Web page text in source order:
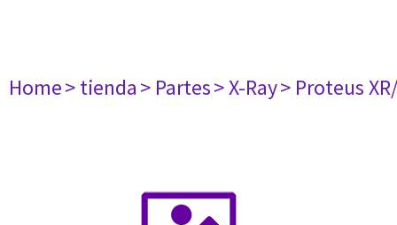
Home> tienda> Partes> X-Ray> Proteus